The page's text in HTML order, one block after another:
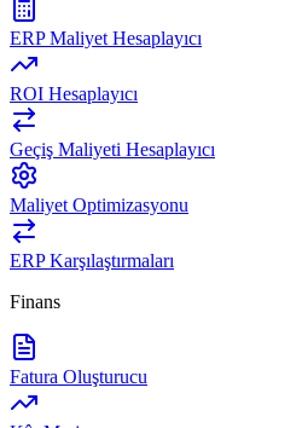
ERP Maliyet Hesaplayıcı
ROI Hesaplayıcı
Geçiş Maliyeti Hesaplayıcı
Maliyet Optimizasyonu
ERP Karşılaştırmaları
Finans
Fatura Oluşturucu